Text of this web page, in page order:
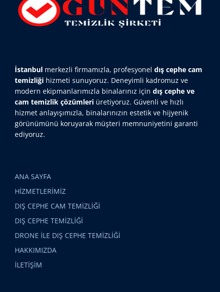
İstanbul merkezli firmamızla, profesyonel dış cephe cam
temizliği hizmeti sunuyoruz. Deneyimli kadromuz ve
modern ekipmanlarımızla binalarınız için dış cephe ve
cam temizlik çözümleri üretiyoruz. Güvenli ve hızlı
hizmet anlayışımızla, binalarınızın estetik ve hijyenik
görünümünü koruyarak müşteri memnuniyetini garanti
ediyoruz.
ANA SAYFA
HİZMETLERİMİZ
DIŞ CEPHE CAM TEMİZLİĞİ
DIŞ CEPHE TEMİZLİĞİ
DRONE İLE DIŞ CEPHE TEMİZLİĞİ
HAKKIMIZDA
İLETİŞİM